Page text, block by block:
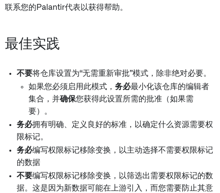
联系您的Palantir代表以获得帮助。
最佳实践
不要将仓库设置为“无需重新审批”模式，除非绝对必要。
如果您必须启用此模式， 务必最小化该仓库的编辑者
集合，并确保您获得此设置所需的批准（如果需
要）。
务必拥有明确、定义良好的标准，以确定什么资源需要权
限标记。
务必编写权限标记移除变换，以主动选择不需要权限标记
的数据
不要编写权限标记移除变换，以筛选出需要权限标记的数
据。这是因为新数据可能在上游引入，而您需要防止其意